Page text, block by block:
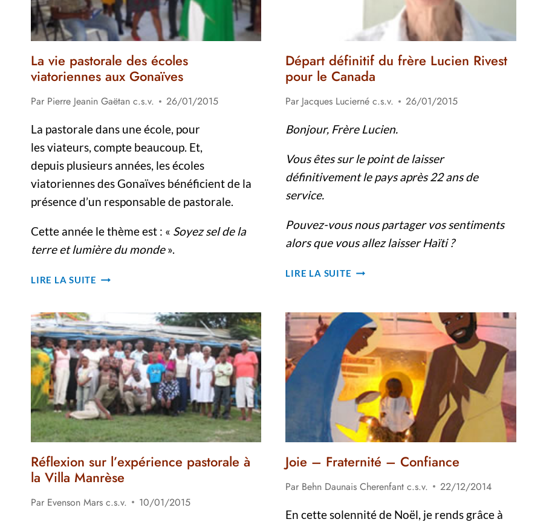
La vie pastorale des écoles
viatoriennes aux Gonaïves
Par Pierre Jeanin Gaëtan c.s.v.
26/01/2015
La pastorale dans une école, pour
les viateurs, compte beaucoup. Et,
depuis plusieurs années, les écoles
viatoriennes des Gonaïves bénéficient de la
présence d’un responsable de pastorale.
Cette année le thème est : « Soyez sel de la
terre et lumière du monde».
LIRE LA SUITE LA
DES
ÉCOLES
VIATORIENNES
AUX
GONAÏVES
Départ définitif du frère Lucien Rivest
pour le Canada
Par Jacques Lucierné c.s.v.
26/01/2015
Bonjour, Frère Lucien.
Vous êtes sur le point de laisser
définitivement le pays après 22 ans de
service.
Pouvez-vous nous partager vos sentiments
alors que vous allez laisser Haïti ?
LIRE LA SUITE DÉPART
FRÈRE
LUCIEN
RIVEST
POUR
LE
CANADA
Réflexion sur l’expérience pastorale à
la Villa Manrèse
Par Evenson Mars c.s.v.
10/01/2015
Joie – Fraternité – Confiance
Par Behn Daunais Cherenfant c.s.v.
22/12/2014
En cette solennité de Noël, je rends grâce à